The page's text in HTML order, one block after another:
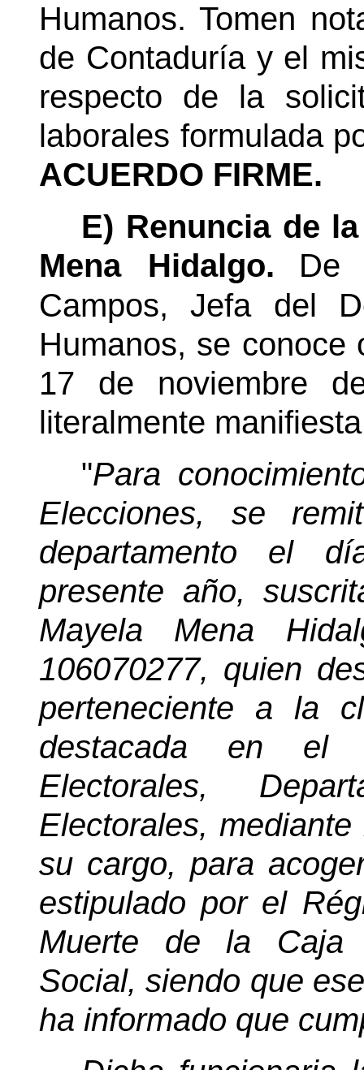
Humanos. Tomen
de Contaduría y el
respecto de la
laborales formulada
ACUERDO FIRME.
E) Renuncia de
Mena Hidalgo.
De
Campos,Jefadel
Humanos, se conoce
17 de noviembre
literalmente
"Para
Elecciones, se
departamento el
presente año,
Mayela Mena
106070277, quien
perteneciente a la
destacada en el
Electorales,
Electorales,
su cargo, para
estipulado por el
Muerte de la Caja
Social, siendo que
ha informado que